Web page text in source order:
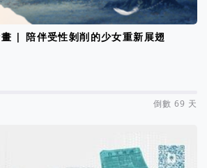
| 陪伴受性剝削的少女重新展翅
倒數 69 天